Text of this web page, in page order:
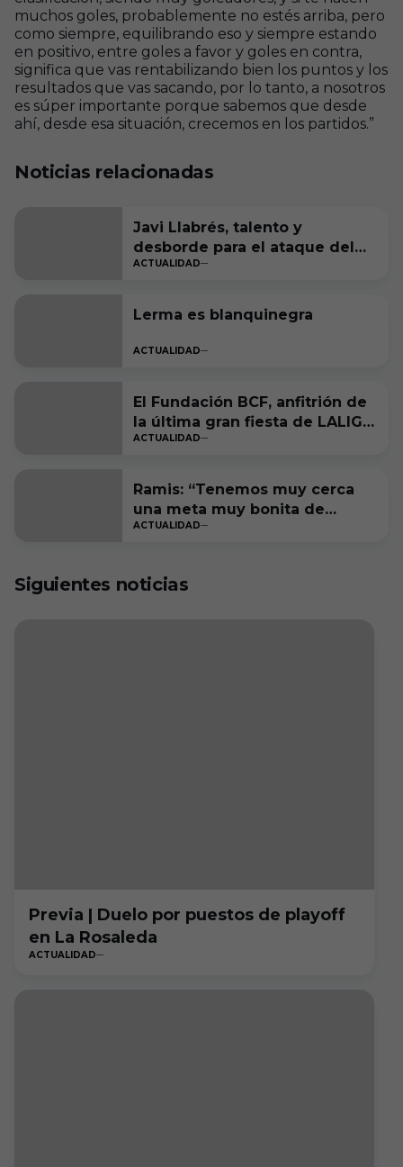
muchos goles, probablemente no estés arriba, pero
como siempre, equilibrando eso y siempre estando
en positivo, entre goles a favor y goles en contra,
significa que vas rentabilizando bien los puntos y los
resultados que vas sacando, por lo tanto, a nosotros
es súper importante porque sabemos que desde
ahí, desde esa situación, crecemos en los partidos.”
Noticias relacionadas
Javi Llabrés, talento y
desborde para el ataque del
Burgos CF
ACTUALIDAD
Lerma es blanquinegra
ACTUALIDAD
El Fundación BCF, anfitrión de
la última gran fiesta de LALIGA
Genuine Moeve
ACTUALIDAD
Ramis: “Tenemos muy cerca
una meta muy bonita de
cumplir”
ACTUALIDAD
Siguientes noticias
Previa | Duelo por puestos de playoff
en La Rosaleda
ACTUALIDAD